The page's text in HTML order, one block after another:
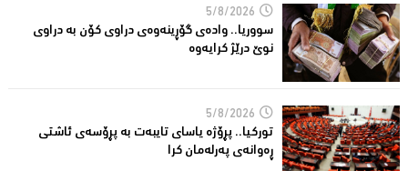
5/8/2026
سووریا.. واده‌ی گۆڕینه‌وه‌ی دراوی كۆن به‌ دراوی
نوێ درێژ كرایه‌وه‌
5/8/2026
توركیا.. پڕۆژه‌ یاسای تایبه‌ت به‌ پڕۆسه‌ی ئاشتی
ڕه‌وانه‌ی په‌رله‌مان كرا